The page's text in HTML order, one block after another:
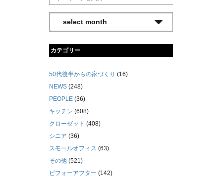
カテゴリー
50代後半からの家づくり (16)
NEWS (248)
PEOPLE (36)
キッチン (608)
クローゼット (408)
シニア (36)
スモールオフィス (63)
その他 (521)
ビフォーアフター (142)